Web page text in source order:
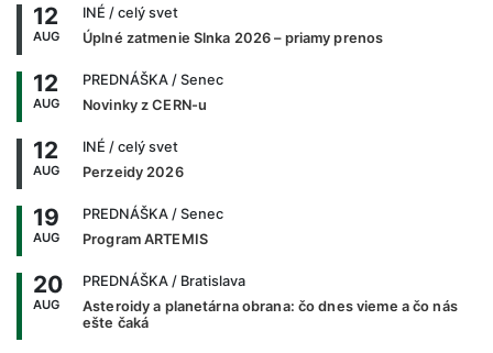
12
AUG
INÉ / celý svet
Úplné zatmenie Slnka 2026 – priamy prenos
12
AUG
PREDNÁŠKA / Senec
Novinky z CERN-u
12
AUG
INÉ / celý svet
Perzeidy 2026
19
AUG
PREDNÁŠKA / Senec
Program ARTEMIS
20
AUG
PREDNÁŠKA / Bratislava
Asteroidy a planetárna obrana: čo dnes vieme a čo nás
ešte čaká